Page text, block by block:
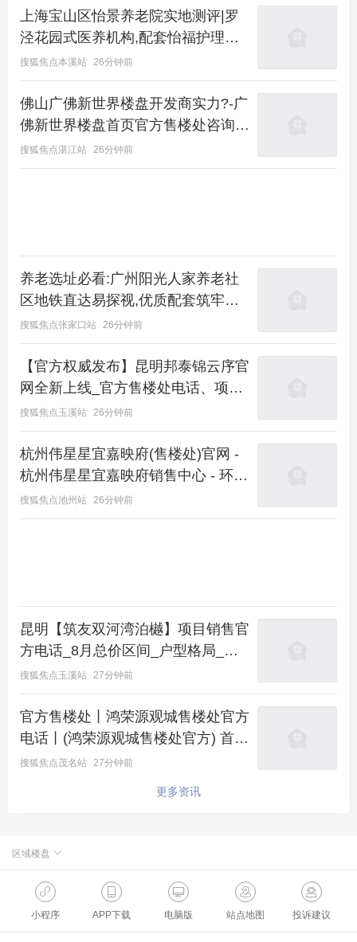
上海宝山区怡景养老院实地测评|罗
泾花园式医养机构,配套怡福护理院,
宝山北部家庭优选
搜狐焦点本溪站 26分钟前
佛山广佛新世界楼盘开发商实力?-广
佛新世界楼盘首页官方售楼处咨询电
话/地址、户型、小区配套、容积
率、真实房源最新动态2026.8.7
搜狐焦点湛江站 26分钟前
养老选址必看:广州阳光人家养老社
区地铁直达易探视,优质配套筑牢晚
年安心保障
搜狐焦点张家口站 26分钟前
【官方权威发布】昆明邦泰锦云序官
网全新上线_官方售楼处电话、项目
地址、户型价格、楼盘配套公示
搜狐焦点玉溪站 26分钟前
杭州伟星星宜嘉映府(售楼处)官网 -
杭州伟星星宜嘉映府销售中心 - 环境
- 户型 - 价格 - 地址 - 楼盘详情 - 配
套 - 电话 - 交房时间
搜狐焦点池州站 26分钟前
昆明【筑友双河湾泊樾】项目销售官
方电话_8月总价区间_户型格局_购
房优惠政策_周边生活配套
搜狐焦点玉溪站 27分钟前
官方售楼处丨鸿荣源观城售楼处官方
电话丨(鸿荣源观城售楼处官方) 首
页-鸿荣源观城销售中
搜狐焦点茂名站 27分钟前
更多资讯
区域楼盘
北京楼盘
小程序 APP下载 电脑版 站点地图 投诉建议